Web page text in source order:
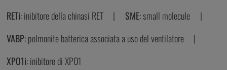
RETi: inibitore della chinasi RET SME: small molecule
VABP: polmonite batterica associata a uso del ventilatore
XPO1i: inibitore di XPO1